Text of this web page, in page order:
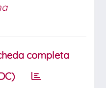
completa